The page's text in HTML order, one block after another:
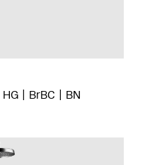
HG BrBC BN